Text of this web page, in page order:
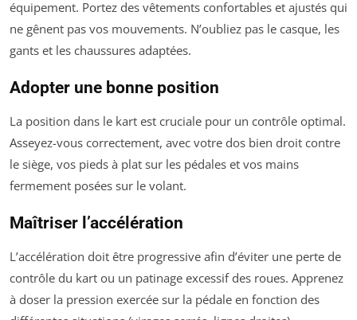
équipement. Portez des vêtements confortables et ajustés qui
ne gênent pas vos mouvements. N’oubliez pas le casque, les
gants et les chaussures adaptées.
Adopter une bonne position
La position dans le kart est cruciale pour un contrôle optimal.
Asseyez-vous correctement, avec votre dos bien droit contre
le siège, vos pieds à plat sur les pédales et vos mains
fermement posées sur le volant.
Maîtriser l’accélération
L’accélération doit être progressive afin d’éviter une perte de
contrôle du kart ou un patinage excessif des roues. Apprenez
à doser la pression exercée sur la pédale en fonction des